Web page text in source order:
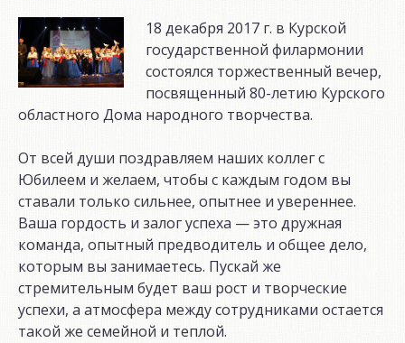
18 декабря 2017 г. в Курской
государственной филармонии
состоялся торжественный вечер,
посвященный 80-летию Курского
областного Дома народного творчества.
От всей души поздравляем наших коллег с
Юбилеем и желаем, чтобы с каждым годом вы
ставали только сильнее, опытнее и увереннее.
Ваша гордость и залог успеха — это дружная
команда, опытный предводитель и общее дело,
которым вы занимаетесь. Пускай же
стремительным будет ваш рост и творческие
успехи, а атмосфера между сотрудниками остается
такой же семейной и теплой.